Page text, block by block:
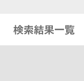
検索結果一覧